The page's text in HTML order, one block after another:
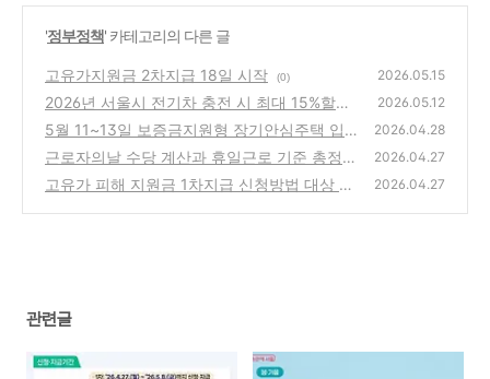
'정부정책' 카테고리의 다른 글
고유가지원금 2차지급 18일 시작 (0) 2026.05.15
2026년 서울시 전기차 충전 시 최대 15%할인
정책 시행
(1)
2026.05.12
5월 11~13일 보증금지원형 장기안심주택 입
주자 6,000호를 모집 온라인 신청
(0)
2026.04.28
근로자의날 수당 계산과 휴일근로 기준 총정리
(노동절 2.5배 받는 기준)
(0)
2026.04.27
고유가 피해 지원금 1차지급 신청방법 대상 지
2026.04.27
관련글